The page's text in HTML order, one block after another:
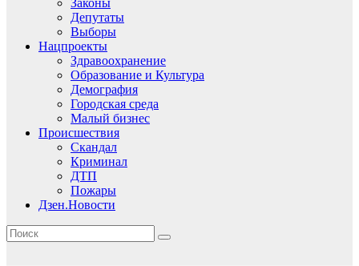
Законы
Депутаты
Выборы
Нацпроекты
Здравоохранение
Образование и Культура
Демография
Городская среда
Малый бизнес
Происшествия
Скандал
Криминал
ДТП
Пожары
Дзен.Новости